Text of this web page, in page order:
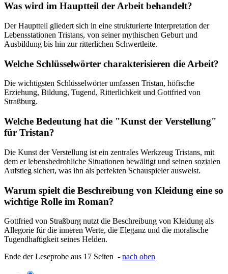
Was wird im Hauptteil der Arbeit behandelt?
Der Hauptteil gliedert sich in eine strukturierte Interpretation der
Lebensstationen Tristans, von seiner mythischen Geburt und
Ausbildung bis hin zur ritterlichen Schwertleite.
Welche Schlüsselwörter charakterisieren die Arbeit?
Die wichtigsten Schlüsselwörter umfassen Tristan, höfische
Erziehung, Bildung, Tugend, Ritterlichkeit und Gottfried von
Straßburg.
Welche Bedeutung hat die "Kunst der Verstellung"
für Tristan?
Die Kunst der Verstellung ist ein zentrales Werkzeug Tristans, mit
dem er lebensbedrohliche Situationen bewältigt und seinen sozialen
Aufstieg sichert, was ihn als perfekten Schauspieler ausweist.
Warum spielt die Beschreibung von Kleidung eine so
wichtige Rolle im Roman?
Gottfried von Straßburg nutzt die Beschreibung von Kleidung als
Allegorie für die inneren Werte, die Eleganz und die moralische
Tugendhaftigkeit seines Helden.
Ende der Leseprobe aus 17 Seiten - nach oben